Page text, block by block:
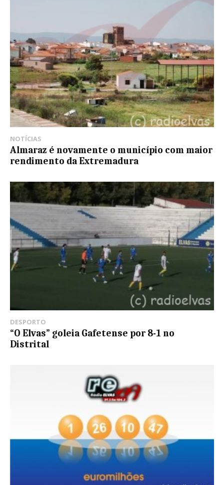
NOTÍCIAS
Almaraz é novamente o município com maior
rendimento da Extremadura
DESPORTO
“O Elvas” goleia Gafetense por 8-1 no
Distrital